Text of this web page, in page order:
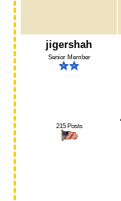
jigershah
Senior Member
215 Posts